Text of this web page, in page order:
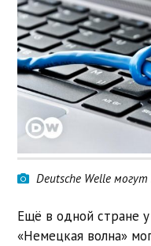
Deutsche Welle
Ещё в одной стране
«Немецкая волна»